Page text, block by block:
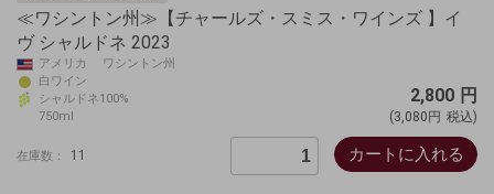
≪ワシントン州≫【チャールズ・スミス・ワインズ 】イ
ヴ シャルドネ 2023
アメリカ ワシントン州
白ワイン
シャルドネ100%
750ml
2,800 円
(3,080円 税込)
在庫数： 11 カートに入れる